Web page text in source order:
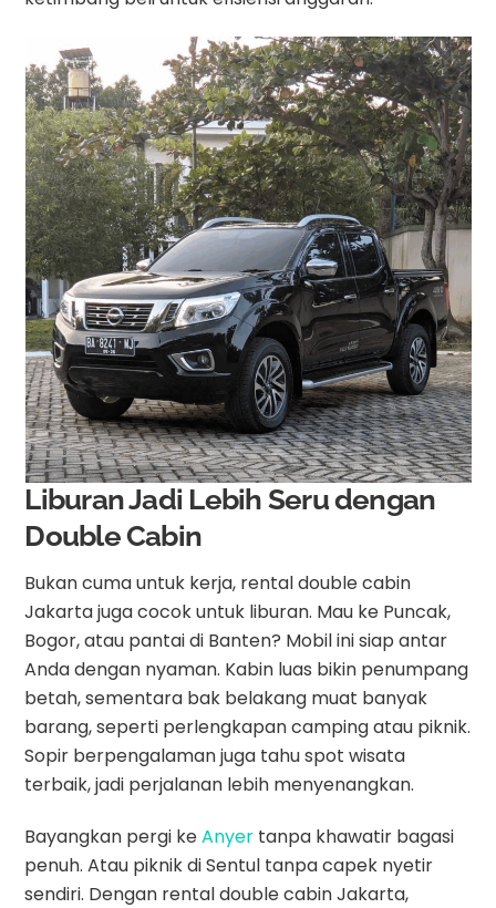
Liburan Jadi Lebih Seru dengan
Double Cabin
Bukan cuma untuk kerja, rental double cabin
Jakarta juga cocok untuk liburan. Mau ke Puncak,
Bogor, atau pantai di Banten? Mobil ini siap antar
Anda dengan nyaman. Kabin luas bikin penumpang
betah, sementara bak belakang muat banyak
barang, seperti perlengkapan camping atau piknik.
Sopir berpengalaman juga tahu spot wisata
terbaik, jadi perjalanan lebih menyenangkan.
Bayangkan pergi keAnyer tanpa khawatir bagasi
penuh. Atau piknik di Sentul tanpa capek nyetir
sendiri. Dengan rental double cabin Jakarta,